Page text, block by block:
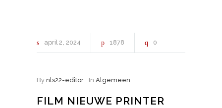
april2 2024 1878 0
By nls22-editor In Algemeen
FILM NIEUWE PRINTER